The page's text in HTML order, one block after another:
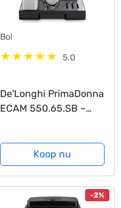
Bol
5.0
De'Longhi PrimaDonna
ECAM 550.65.SB –
Zwart/Zilver
Koop nu
-2%